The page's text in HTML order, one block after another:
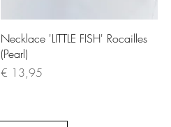
Quick View
Necklace 'LITTLE FISH' Rocailles
(Pearl)
Price
€ 13,95